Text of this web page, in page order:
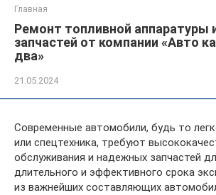
Главная
Ремонт топливной аппаратуры
запчастей от компании «Авто
два»
21.05.2024
Современные автомобили, будь то
или спецтехника, требуют
обслуживания и надежных запчастей
длительного и эффективного срока
из важнейших составляющих